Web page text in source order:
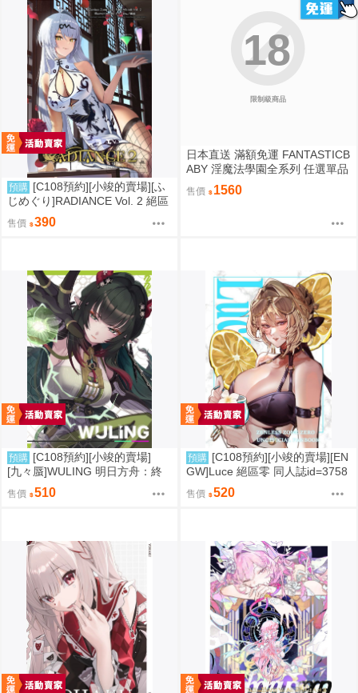
預購 [C108預約][小竣的賣場][ふ
じめぐり]RADIANCE Vol. 2 絕區
零 同人誌id=3755087
售價 390
限制級商品
18
日本直送 滿額免運 FANTASTICB
ABY 淫魔法學園全系列 任選單品
/ 3位學妹豪華全套組 疾風雷神
售價 1560
預購 [C108預約][小竣的賣場]
[九々蜃]WULING 明日方舟：終
末地 同人誌id=3774619
售價 510
預購 [C108預約][小竣的賣場][EN
GW]Luce 絕區零 同人誌id=3758
416
售價 520